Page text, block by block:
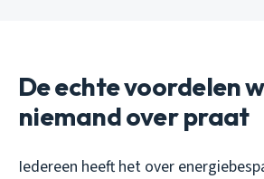
De echte voordelen
niemand over praat
Iedereen heeft het over